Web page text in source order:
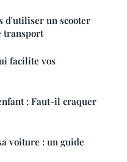
d'utiliser un scooter
transport
facilite vos
: Faut-il craquer
voiture : un guide